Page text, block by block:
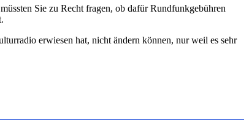
Sie zu Recht fragen, ob dafür Rundfunkgebühren
erwiesen hat, nicht ändern können, nur weil es sehr